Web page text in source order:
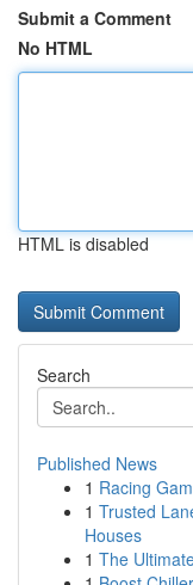
Submit a Comment
No HTML
HTML is disabled
Search
Published News
1 Racing
1 Trusted
Houses
1 The